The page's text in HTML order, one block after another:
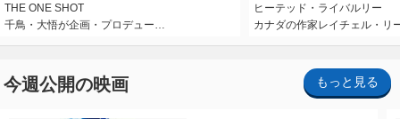
THE ONE SHOT
千鳥・大悟が企画・プロデュー…
ヒーテッド・ライバルリー
カナダの作家レイチェル・リ
今週公開の映画 もっと見る